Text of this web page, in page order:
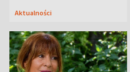
Aktualności